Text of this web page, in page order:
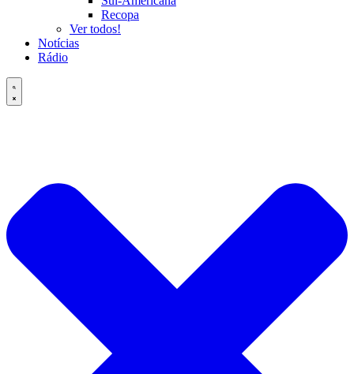
Recopa
Ver todos!
Notícias
Rádio